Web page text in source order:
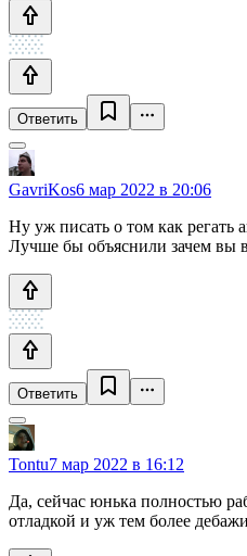
Ответить
GavriKos6 мар 2022 в 20:06
Ну уж писать о том как
Лучше бы объяснили зачем вы в
Ответить
Tontu7 мар 2022 в 16:12
Да, сейчас юнька полностью
отладкой и уж тем более